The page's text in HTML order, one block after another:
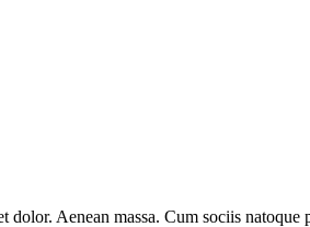
Aenean massa. Cum sociis